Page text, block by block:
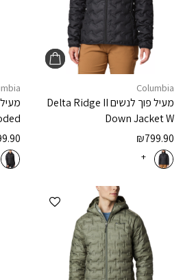
Columbia
מעיל פוך לנשיםDelta Ridge II
Down Jacket W
₪799.90
+
הוספה